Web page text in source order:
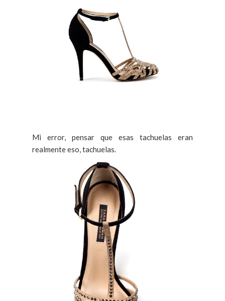
Mi error, pensar que esas tachuelas eran
realmente eso, tachuelas.